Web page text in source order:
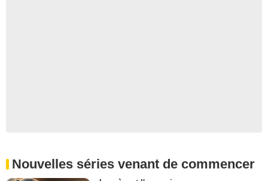
Nouvelles séries venant de commencer